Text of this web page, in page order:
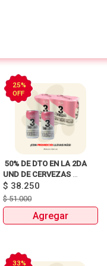
25%
OFF
50% DE DTO EN LA 2DA
UND DE CERVEZAS
SIXPACKS Y UNIDAD
HEINEKEN, SOL, 3
CORDILLERAS, ANDINA,
MILLER Y MITICA
$ 38.250
$51.000
Agregar
33%